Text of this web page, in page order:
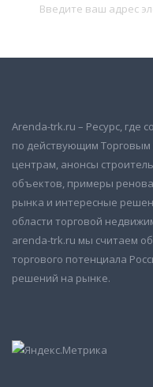
Arenda-trk.ru – Ресурс, где
по действующим Торговым
центрам, анонсы
объектов, примеры
рынка и интересные
области торговой
arenda-trk.ru мы считаем
торгового потенциала
решений на рынке.